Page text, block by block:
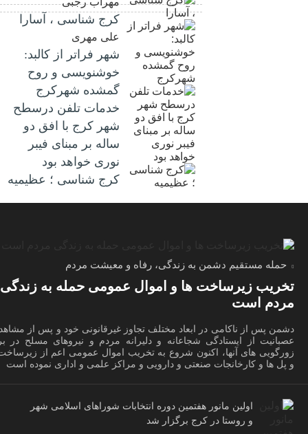
کرج شناسی ، آسارا
علی مهری
شهر فراتر از کالبد:
خوشنویسی و روح
گمشده شهرکرج
خدمات تلفن درسطح
شهر کرج با افق دو
ساله بر مبنای فیبر
نوری خواهد بود
کرج شناسی ؛ عظیمیه
حمله مستقیم دشمن به زندگی، رفاه و معیشت مردم
تخریب زیرساخت ها و اموال عمومی حمله به زندگی
مردم است
دشمن پس از ناکامی در ابعاد مختلف تجاوز غیرقانونی خود و پس از
عصبانیت از ایستادگی شجاعانه و دلیرانه مردم و نیروهای مسلح در
زورگویی های آنها، اکنون شروع به تخریب اموال عمومی اعم از
و پل ها و کارخانجات صنعتی و دارویی و مراکز علمی و اداری نموده است
اولین مانور هفتمین دوره انتخابات شوراهای اسلامی شهر
و روستا در کرج برگزار شد